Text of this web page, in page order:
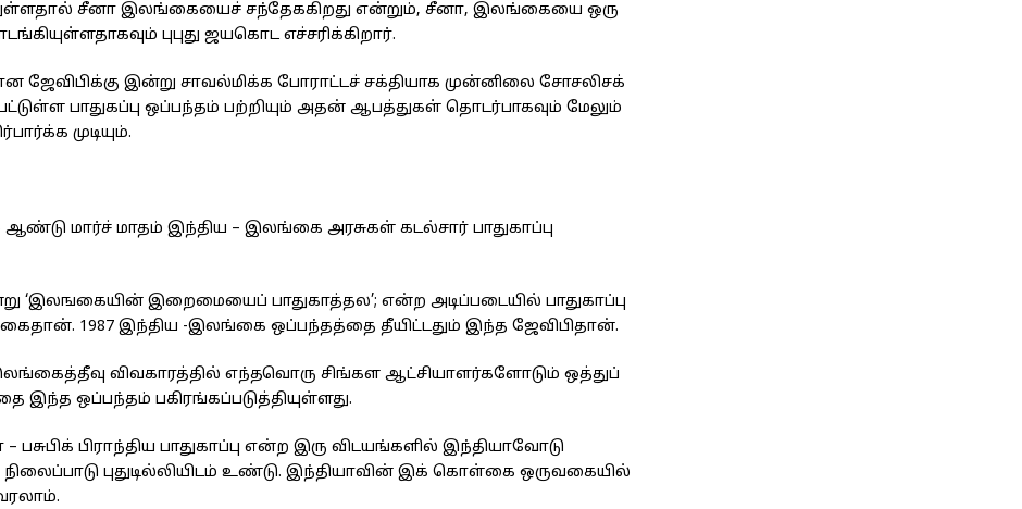
சீனா இலங்கையைச் சந்தேககிறது என்றும், சீனா, இலங்கையை ஒரு
புபுது ஜயகொட எச்சரிக்கிறார்.
ஜேவிபிக்கு இன்று சாவல்மிக்க போராட்டச் சக்தியாக முன்னிலை சோசலிசக்
பாதுகப்பு ஒப்பந்தம் பற்றியும் அதன் ஆபத்துகள் தொடர்பாகவும் மேலும்
முடியும்.
மார்ச் மாதம் இந்திய – இலங்கை அரசுகள் கடல்சார் பாதுகாப்பு
‘இலஙகையின் இறைமையைப் பாதுகாத்தல’; என்ற அடிப்படையில் பாதுகாப்பு
1987 இந்திய -இலங்கை ஒப்பந்தத்தை தீயிட்டதும் இந்த ஜேவிபிதான்.
விவகாரத்தில் எந்தவொரு சிங்கள ஆட்சியாளர்களோடும் ஒத்துப்
ஒப்பந்தம் பகிரங்கப்படுத்தியுள்ளது.
பசுபிக் பிராந்திய பாதுகாப்பு என்ற இரு விடயங்களில் இந்தியாவோடு
புதுடில்லியிடம் உண்டு. இந்தியாவின் இக் கொள்கை ஒருவகையில்